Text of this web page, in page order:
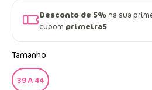
Desconto de 5%na sua
cupom primeira5
Tamanho
39 A 44